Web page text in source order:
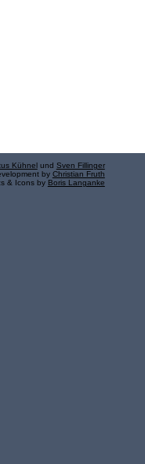
Kühnel und Sven Fillinger
by Christian Fruth
& Icons by Boris Langanke